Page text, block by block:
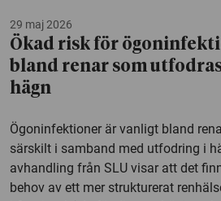
29 maj 2026
Ökad risk för
bland renar som
hägn
Ögoninfektioner är vanligt bland
särskilt i samband med utfodring i
avhandling från SLU visar att det
behov av ett mer strukturerat